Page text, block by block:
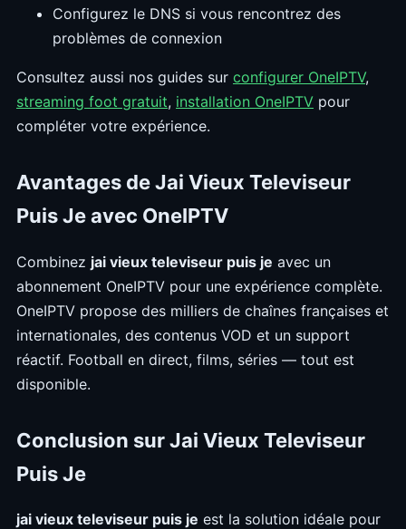
Configurez le DNS si vous rencontrez des
problèmes de connexion
Consultez aussi nos guides sur configurer OneIPTV,
streaming foot gratuit, installation OneIPTV pour
compléter votre expérience.
Avantages de Jai Vieux Televiseur
Puis Je avec OneIPTV
Combinez jai vieux televiseur puis je avec un
abonnement OneIPTV pour une expérience complète.
OneIPTV propose des milliers de chaînes françaises et
internationales, des contenus VOD et un support
réactif. Football en direct, films, séries — tout est
disponible.
Conclusion sur Jai Vieux Televiseur
Puis Je
jai vieux televiseur puis je est la solution idéale pour